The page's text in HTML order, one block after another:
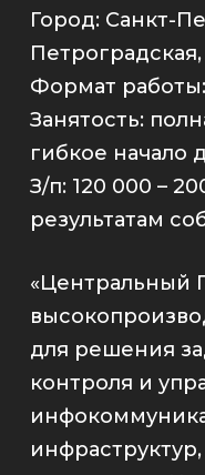
Город: Санкт-
Формат
Занятость:
гибкое начало
З/п: 120 000 –
результатам
«Центральный
для решения
контроля и